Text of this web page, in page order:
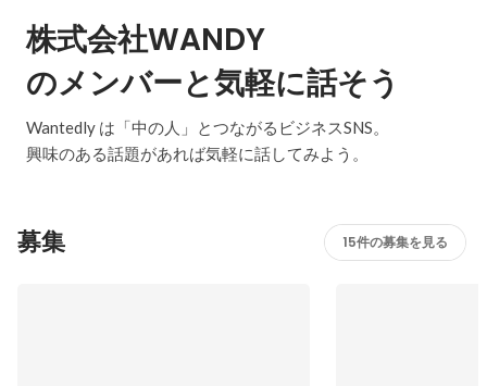
株式会社WANDY
のメンバーと気軽に話そう
Wantedly は「中の人」とつながるビジネスSNS。
興味のある話題があれば気軽に話してみよう。
募集 15件の募集を見る